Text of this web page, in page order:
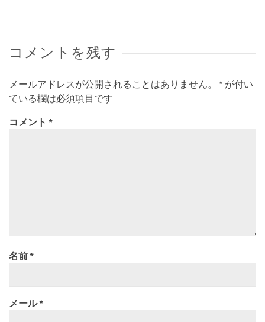
コメントを残す
メールアドレスが公開されることはありません。 * が付い
ている欄は必須項目です
コメント *
名前*
メール*